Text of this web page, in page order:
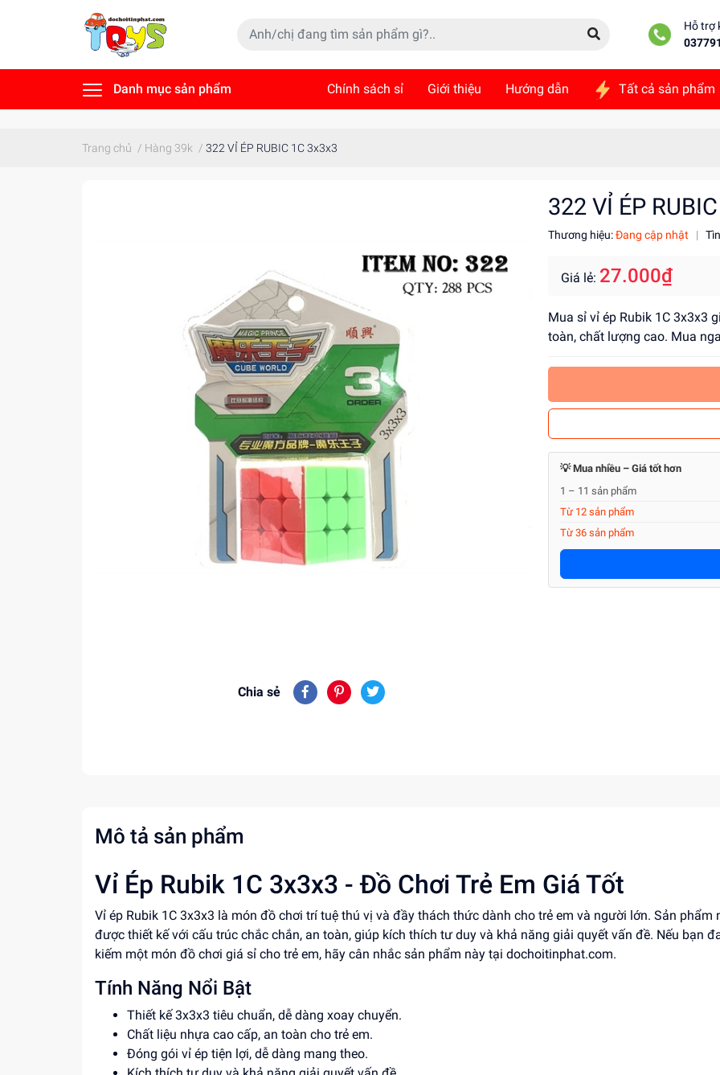
Hỗ trợ
Danh mục sản phẩm Chính sách sỉ Giới thiệu Hướng dẫn Tất cả sản phẩm
Trang chủ / Hàng 39k / 322 VỈ ÉP RUBIC 1C 3x3x3
Chia sẻ
322 VỈ ÉP
Thương hiệu:Đang cập nhật |
Giá lẻ: 27.000₫
Mua sỉ vỉ ép Rubik 1C 3x3x3
toàn, chất lượng cao. Mua
💡 Mua nhiều – Giá tốt hơn
1 – 11 sản phẩm
Từ 12 sản phẩm
Từ 36 sản phẩm
Mô tả sản phẩm
Vỉ Ép Rubik 1C 3x3x3 - Đồ Chơi Trẻ Em Giá Tốt
Vỉ ép Rubik 1C 3x3x3 là món đồ chơi trí tuệ thú vị và đầy thách thức dành cho trẻ em và người lớn. Sản phẩm
được thiết kế với cấu trúc chắc chắn, an toàn, giúp kích thích tư duy và khả năng giải quyết vấn đề. Nếu bạn
kiếm một món đồ chơi giá sỉ cho trẻ em, hãy cân nhắc sản phẩm này tại dochoitinphat.com.
Tính Năng Nổi Bật
Thiết kế 3x3x3 tiêu chuẩn, dễ dàng xoay chuyển.
Chất liệu nhựa cao cấp, an toàn cho trẻ em.
Đóng gói vỉ ép tiện lợi, dễ dàng mang theo.